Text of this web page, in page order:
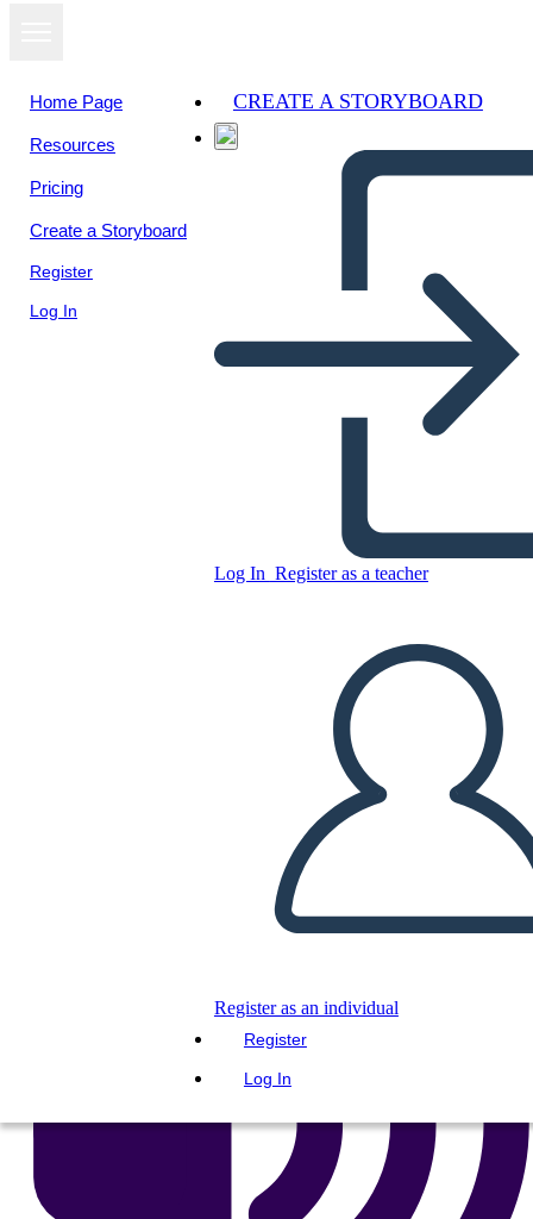
Home Page
Resources
Pricing
Create a Storyboard
Register
Log In
CREATE A STORYBOARD
Log In Register as a teacher
Register as an individual
Register
Log In
שקדמו למלחמת האזרחים
Copy this Storyboard
CREATE A STORYBOARD
PLAY SLIDESHOW
READ TO ME